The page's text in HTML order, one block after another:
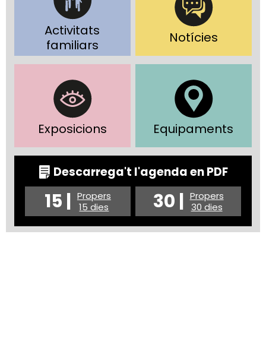
Activitats
familiars
Notícies
Exposicions Equipaments
Descarrega't l'agenda en PDF
15 | Propers
15 dies
30 | Propers
30 dies